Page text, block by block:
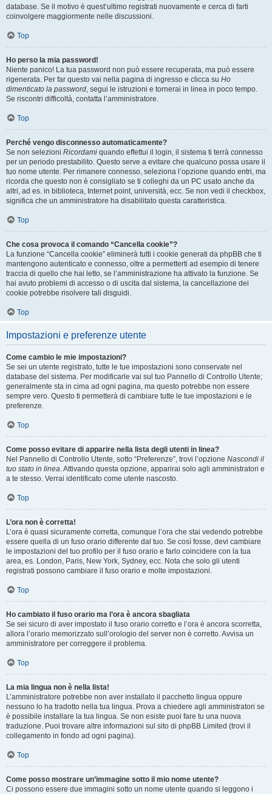
database. Se il motivo è quest’ultimo registrati nuovamente e cerca di farti
coinvolgere maggiormente nelle discussioni.
Top
Ho perso la mia password!
Niente panico! La tua password non può essere recuperata, ma può essere
rigenerata. Per far questo vai nella pagina di ingresso e clicca su Ho
dimenticato la password, segui le istruzioni e tornerai in linea in poco tempo.
Se riscontri difficoltà, contatta l’amministratore.
Top
Perché vengo disconnesso automaticamente?
Se non selezioni Ricordami quando effettui il login, il sistema ti terrà connesso
per un periodo prestabilito. Questo serve a evitare che qualcuno possa usare il
tuo nome utente. Per rimanere connesso, seleziona l’opzione quando entri, ma
ricorda che questo non è consigliato se ti colleghi da un PC usato anche da
altri, ad es. in biblioteca, Internet point, università, ecc. Se non vedi il checkbox,
significa che un amministratore ha disabilitato questa caratteristica.
Top
Che cosa provoca il comando “Cancella cookie”?
La funzione “Cancella cookie” eliminerà tutti i cookie generati da phpBB che ti
mantengono autenticato e connesso, oltre a permetterti ad esempio di tenere
traccia di quello che hai letto, se l’amministrazione ha attivato la funzione. Se
hai avuto problemi di accesso o di uscita dal sistema, la cancellazione dei
cookie potrebbe risolvere tali disguidi.
Top
Impostazioni e preferenze utente
Come cambio le mie impostazioni?
Se sei un utente registrato, tutte le tue impostazioni sono conservate nel
database del sistema. Per modificarle vai sul tuo Pannello di Controllo Utente;
generalmente sta in cima ad ogni pagina, ma questo potrebbe non essere
sempre vero. Questo ti permetterà di cambiare tutte le tue impostazioni e le
preferenze.
Top
Come posso evitare di apparire nella lista degli utenti in linea?
Nel Pannello di Controllo Utente, sotto “Preferenze”, trovi l’opzione Nascondi il
tuo stato in linea. Attivando questa opzione, apparirai solo agli amministratori e
a te stesso. Verrai identificato come utente nascosto.
Top
L’ora non è corretta!
L’ora è quasi sicuramente corretta, comunque l’ora che stai vedendo potrebbe
essere quella di un fuso orario differente dal tuo. Se così fosse, devi cambiare
le impostazioni del tuo profilo per il fuso orario e farlo coincidere con la tua
area, es. London, Paris, New York, Sydney, ecc. Nota che solo gli utenti
registrati possono cambiare il fuso orario e molte impostazioni.
Top
Ho cambiato il fuso orario ma l’ora è ancora sbagliata
Se sei sicuro di aver impostato il fuso orario corretto e l’ora è ancora scorretta,
allora l’orario memorizzato sull’orologio del server non è corretto. Avvisa un
amministratore per correggere il problema.
Top
La mia lingua non è nella lista!
L’amministratore potrebbe non aver installato il pacchetto lingua oppure
nessuno lo ha tradotto nella tua lingua. Prova a chiedere agli amministratori se
è possibile installare la tua lingua. Se non esiste puoi fare tu una nuova
traduzione. Puoi trovare altre informazioni sul sito di phpBB Limited (trovi il
collegamento in fondo ad ogni pagina).
Top
Come posso mostrare un’immagine sotto il mio nome utente?
Ci possono essere due immagini sotto un nome utente quando si leggono i